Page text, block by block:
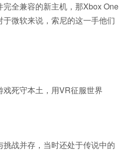
全兼容的新主机，那Xbox One
微软来说，索尼的这一手他们
战并存，当时还处于传说中的